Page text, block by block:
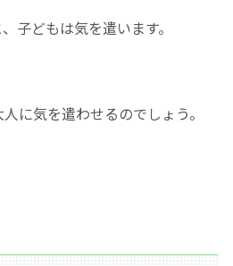
子どもは気を遣います。
に気を遣わせるのでしょう。